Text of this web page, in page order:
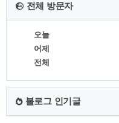
전체 방문자
오늘
어제
전체
블로그 인기글